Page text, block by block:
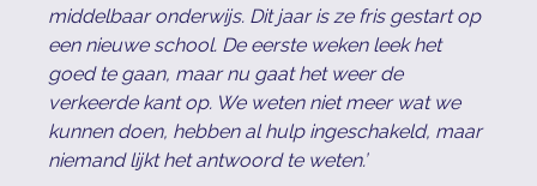
middelbaar onderwijs. Dit jaar is ze fris gestart op
een nieuwe school. De eerste weken leek het
goed te gaan, maar nu gaat het weer de
verkeerde kant op. We weten niet meer wat we
kunnen doen, hebben al hulp ingeschakeld, maar
niemand lijkt het antwoord te weten.’